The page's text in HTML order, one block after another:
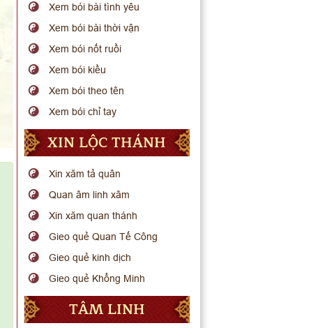
Xem bói bài tình yêu
Xem bói bài thời vận
Xem bói nốt ruồi
Xem bói kiều
Xem bói theo tên
Xem bói chỉ tay
XIN LỘC THÁNH
Xin xăm tả quân
Quan âm linh xâm
Xin xăm quan thánh
Gieo quẻ Quan Tế Công
Gieo quẻ kinh dịch
Gieo quẻ Khổng Minh
TÂM LINH